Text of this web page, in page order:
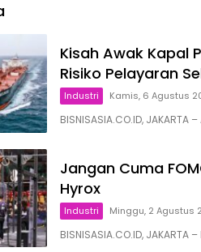
Kisah Awak Kapal
Risiko Pelayaran
Industri Kamis, 6 Agustus
BISNISASIA.CO.ID,
Jangan Cuma
Hyrox
Industri Minggu, 2 Agustus
BISNISASIA.CO.ID,